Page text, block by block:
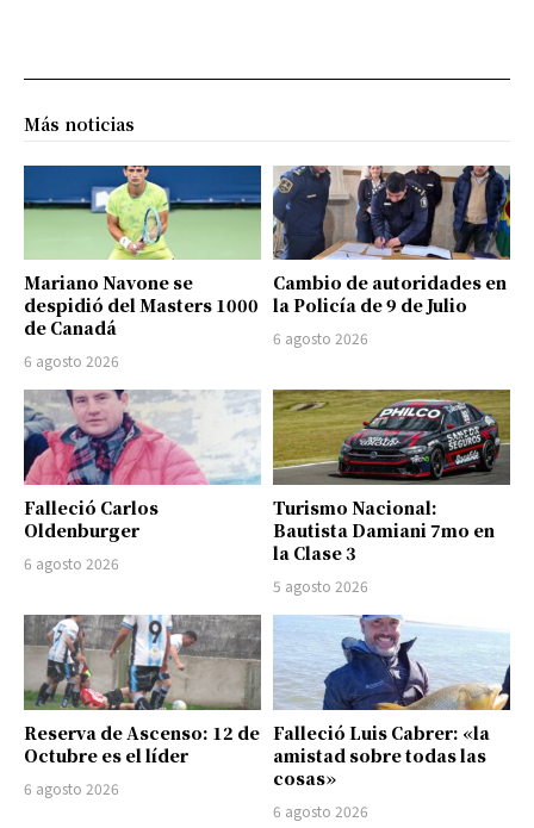
Más noticias
Mariano Navone se
despidió del Masters 1000
de Canadá
6 agosto 2026
Cambio de autoridades en
la Policía de 9 de Julio
6 agosto 2026
Falleció Carlos
Oldenburger
6 agosto 2026
Turismo Nacional:
Bautista Damiani 7mo en
la Clase 3
5 agosto 2026
Reserva de Ascenso: 12 de
Octubre es el líder
6 agosto 2026
Falleció Luis Cabrer: «la
amistad sobre todas las
cosas»
6 agosto 2026